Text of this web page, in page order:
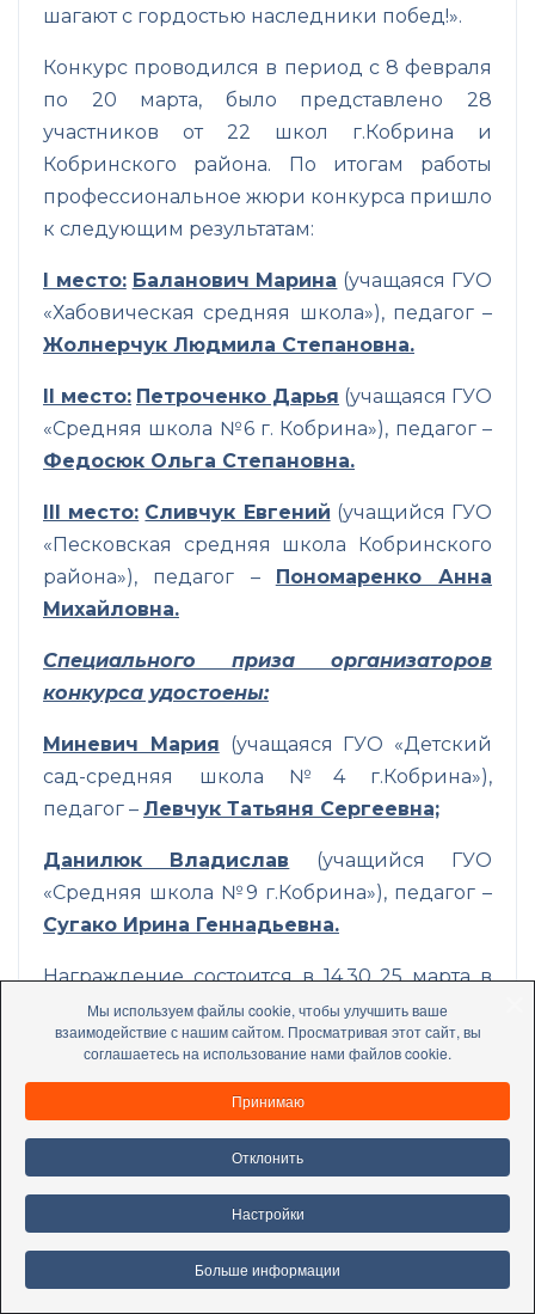
Мы используем файлы cookie, чтобы улучшить ваше
взаимодействие с нашим сайтом. Просматривая этот сайт, вы
соглашаетесь на использование нами файлов cookie.
Принимаю
Отклонить
Настройки
Больше информации
шагают с гордостью наследники побед!».
Конкурс проводился в период с 8 февраля
по 20 марта, было представлено 28
участников от 22 школ г.Кобрина и
Кобринского района. По итогам работы
профессиональное жюри конкурса пришло
к следующим результатам:
место: Баланович Марина (учащаяся ГУО
«Хабовическая средняя школа»), педагог –
Жолнерчук Людмила Степановна.
место: Петроченко Дарья (учащаяся ГУО
«Средняя школа №6 г. Кобрина»), педагог –
Федосюк Ольга Степановна.
место: Сливчук Евгений (учащийся ГУО
«Песковская средняя школа Кобринского
района»), педагог –
Пономаренко Анна
Михайловна.
Специального приза организаторов
конкурса удостоены:
Миневич Мария (учащаяся ГУО «Детский
сад-средняя школа №4 г.Кобрина»),
педагог – Левчук Татьяня Сергеевна;
Данилюк Владислав (учащийся ГУО
«Средняя школа №9 г.Кобрина»), педагог –
Сугако Ирина Геннадьевна.
Награждение состоитсяв 14.30 25 мартав
административном корпусе Кобринско-
Малоритской МРОС ДОСААФ.
Все призеры конкурса будут награждены
грамотами, дипломами и денежными
призами от Кобринско-Малоритской МРОС
ДОСААФ, а так же их творческие работы
будут представлены на II областной этап
конкурса.
accessible